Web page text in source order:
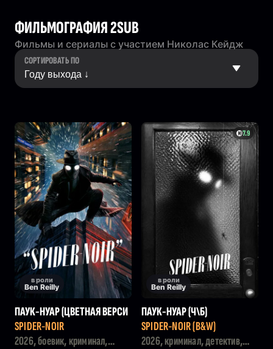
ФИЛЬМОГРАФИЯ 2SUB
Фильмы и сериалы с участием Николас Кейдж
СОРТИРОВАТЬ ПО
в роли
Ben Reilly
ПАУК-НУАР (ЦВЕТНАЯ ВЕРСИ
Я)
SPIDER-NOIR
2026, боевик, криминал,
7.9
в роли
Ben Reilly
ПАУК-НУАР (Ч\Б)
SPIDER-NOIR (B&W)
2026, криминал, детектив,